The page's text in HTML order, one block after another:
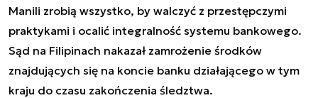
Manili zrobią wszystko, by walczyć z przestępczymi
praktykami i ocalić integralność systemu bankowego.
Sąd na Filipinach nakazał zamrożenie środków
znajdujących się na koncie banku działającego w tym
kraju do czasu zakończenia śledztwa.